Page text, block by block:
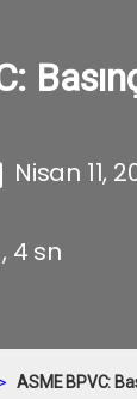
Nisan 11,
4 sn
ASME BPVC: